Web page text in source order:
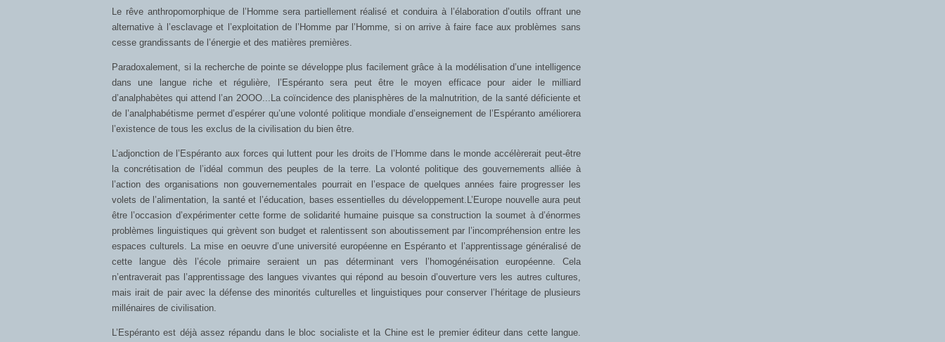
Le rêve anthropomorphique de l’Homme sera partiellement réalisé et conduira à l’élaboration d’outils offrant une
alternative à l’esclavage et l’exploitation de l’Homme par l’Homme, si on arrive à faire face aux problèmes sans
cesse grandissants de l’énergie et des matières premières.
Paradoxalement, si la recherche de pointe se développe plus facilement grâce à la modélisation d’une intelligence
dans une langue riche et régulière, l’Espéranto sera peut être le moyen efficace pour aider le milliard
d’analphabètes qui attend l’an 2OOO...La coïncidence des planisphères de la malnutrition, de la santé déficiente et
de l’analphabétisme permet d’espérer qu’une volonté politique mondiale d’enseignement de l’Espéranto améliorera
l’existence de tous les exclus de la civilisation du bien être.
L’adjonction de l’Espéranto aux forces qui luttent pour les droits de l’Homme dans le monde accélèrerait peut-être
la concrétisation de l’idéal commun des peuples de la terre. La volonté politique des gouvernements alliée à
l’action des organisations non gouvernementales pourrait en l’espace de quelques années faire progresser les
volets de l’alimentation, la santé et l’éducation, bases essentielles du développement.L’Europe nouvelle aura peut
être l’occasion d’expérimenter cette forme de solidarité humaine puisque sa construction la soumet à d’énormes
problèmes linguistiques qui grèvent son budget et ralentissent son aboutissement par l’incompréhension entre les
espaces culturels. La mise en oeuvre d’une université européenne en Espéranto et l’apprentissage généralisé de
cette langue dès l’école primaire seraient un pas déterminant vers l’homogénéisation européenne. Cela
n’entraverait pas l’apprentissage des langues vivantes qui répond au besoin d’ouverture vers les autres cultures,
mais irait de pair avec la défense des minorités culturelles et linguistiques pour conserver l’héritage de plusieurs
millénaires de civilisation.
L’Espéranto est déjà assez répandu dans le bloc socialiste et la Chine est le premier éditeur dans cette langue.